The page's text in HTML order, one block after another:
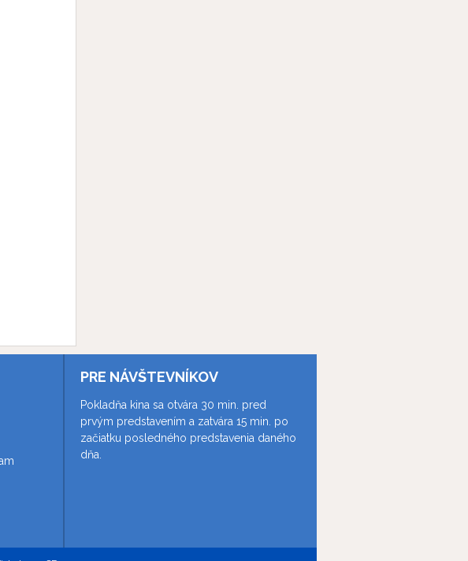
PRE NÁVŠTEVNÍKOV
Pokladňa kina sa otvára 30 min. pred
prvým predstavením a zatvára 15 min. po
začiatku posledného predstavenia daného
dňa.